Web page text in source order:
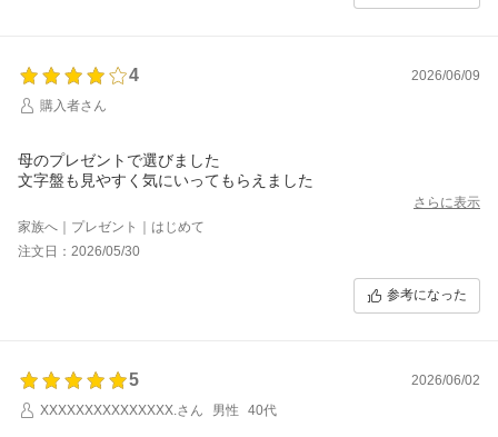
4
2026/06/09
購入者さん
母のプレゼントで選びました
さらに表示
家族へ｜プレゼント｜はじめて
注文日：2026/05/30
参考になった
5
2026/06/02
XXXXXXXXXXXXXXX.さん
男性 40代